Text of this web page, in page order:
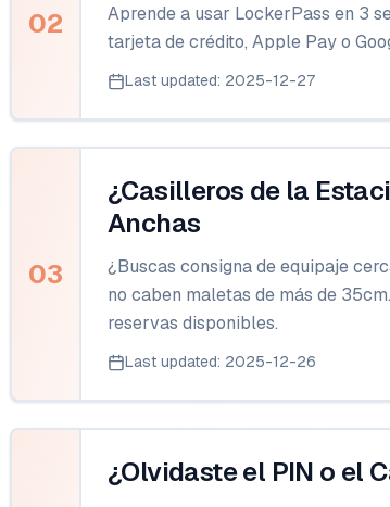
02
Aprende a usar LockerPass en 3
tarjeta de crédito, Apple Pay o
Last updated: 2025-12-27
03
¿Casilleros de la
Anchas
¿Buscas consigna de equipaje
no caben maletas de más de
reservas disponibles.
Last updated: 2025-12-26
¿Olvidaste el PIN o el